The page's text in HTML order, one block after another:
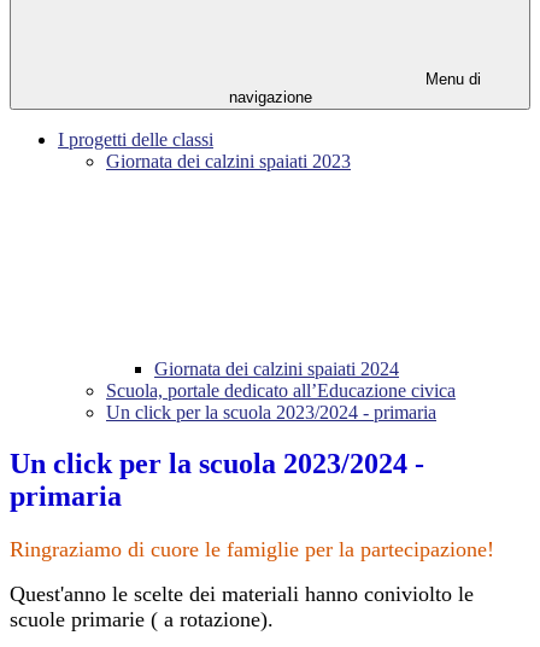
Menu di
navigazione
I progetti delle classi
Giornata dei calzini spaiati 2023
Giornata dei calzini spaiati 2024
Scuola, portale dedicato all’Educazione civica
Un click per la scuola 2023/2024 - primaria
Un click per la scuola 2023/2024 -
primaria
Ringraziamo di cuore le famiglie per la partecipazione!
Quest'anno le scelte dei materiali hanno coniviolto le
scuole primarie ( a rotazione).